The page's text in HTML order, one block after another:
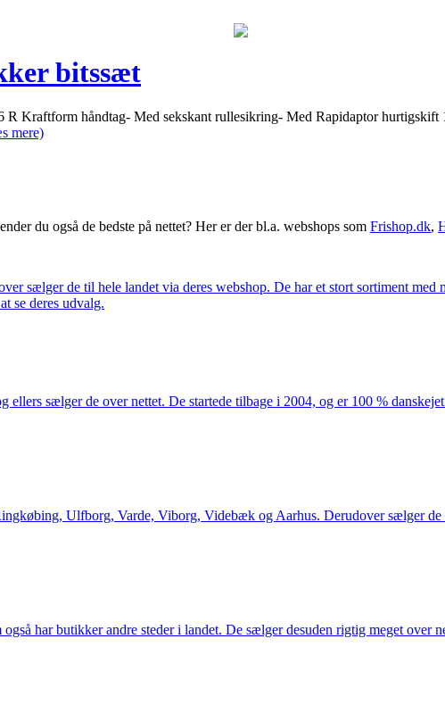
bitssæt
R Kraftform håndtag- Med sekskant rullesikring- Med Rapidaptor
mere)
du også de bedste på nettet? Her er der bl.a. webshops som Frishop.dk,
sælger de til hele landet via deres webshop. De har et stort sortiment
se deres udvalg.
sælger de over nettet. De startede tilbage i 2004, og er 100 %
Ulfborg, Varde, Viborg, Videbæk og Aarhus. Derudover sælger
har butikker andre steder i landet. De sælger desuden rigtig meget over